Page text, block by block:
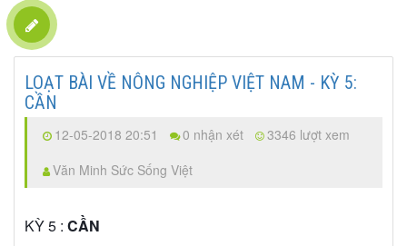
LOẠT BÀI VỀ NÔNG NGHIỆP VIỆT NAM - KỲ 5:
CẦN
12-05-2018 20:51 0 nhận xét
3346 lượt xem
Văn Minh Sức Sống Việt
KỲ 5 :CẦN